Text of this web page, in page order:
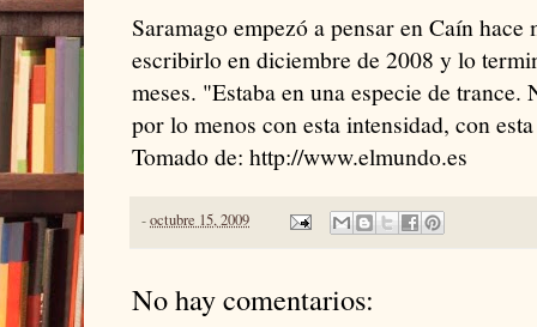
Saramago empezó a pensar en Caín hace
escribirlo en diciembre de 2008 y lo
meses. "Estaba en una especie de trance.
por lo menos con esta intensidad, con
Tomado de: http://www.elmundo.es
-octubre 15, 2009
No hay comentarios: